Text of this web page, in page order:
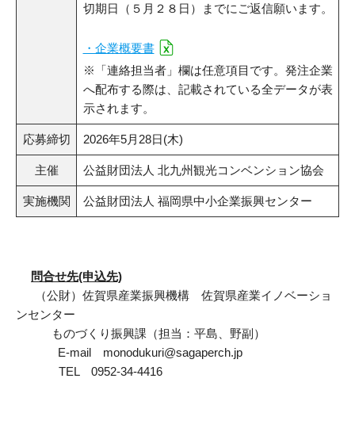
切期日（５月２８日）までにご返信願います。
・企業概要書
※「連絡担当者」欄は任意項目です。発注企業
へ配布する際は、記載されている全データが表
示されます。
応募締切 2026年5月28日(木)
主催 公益財団法人 北九州観光コンベンション協会
実施機関 公益財団法人 福岡県中小企業振興センター
問合せ先(申込先)
（公財）佐賀県産業振興機構 佐賀県産業イノベーショ
ンセンター
ものづくり振興課（担当：平島、野副）
E-mail monodukuri@sagaperch.jp
TEL 0952-34-4416